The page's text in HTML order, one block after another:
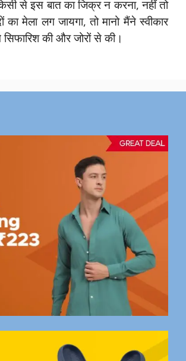
से इस बात का जिक्र न करना, नहीं तो
का मेला लग जायगा, तो मानो मैंने स्वीकार
की और जोरों से की।